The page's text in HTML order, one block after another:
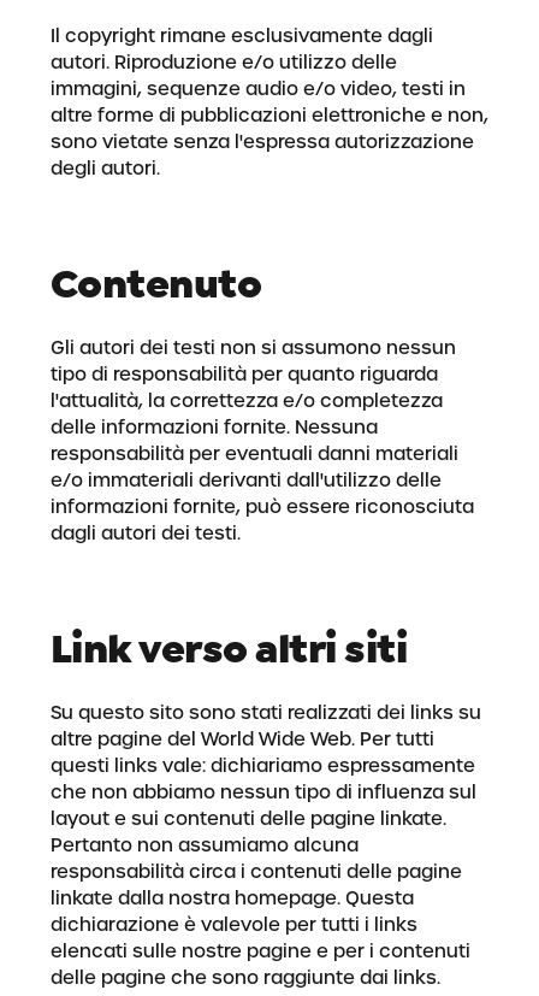
Il copyright rimane esclusivamente dagli
autori. Riproduzione e/o utilizzo delle
immagini, sequenze audio e/o video, testi in
altre forme di pubblicazioni elettroniche e non,
sono vietate senza l'espressa autorizzazione
degli autori.
Contenuto
Gli autori dei testi non si assumono nessun
tipo di responsabilità per quanto riguarda
l'attualità, la correttezza e/o completezza
delle informazioni fornite. Nessuna
responsabilità per eventuali danni materiali
e/o immateriali derivanti dall'utilizzo delle
informazioni fornite, può essere riconosciuta
dagli autori dei testi.
Link verso altri siti
Su questo sito sono stati realizzati dei links su
altre pagine del World Wide Web. Per tutti
questi links vale: dichiariamo espressamente
che non abbiamo nessun tipo di influenza sul
layout e sui contenuti delle pagine linkate.
Pertanto non assumiamo alcuna
responsabilità circa i contenuti delle pagine
linkate dalla nostra homepage. Questa
dichiarazione è valevole per tutti i links
elencati sulle nostre pagine e per i contenuti
delle pagine che sono raggiunte dai links.